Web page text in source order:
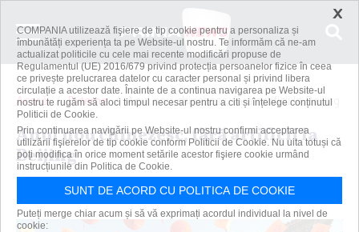
Acasă Externe Anul nou chinezesc, fără artificii la Beijing
Anul nou chinezesc, fără artificii la
Beijing
Primanews | 12 feb 2021
×
COMPANIA utilizează fişiere de tip cookie pentru a personaliza și
îmbunătăți experiența ta pe Website-ul nostru. Te informăm că ne-am
actualizat politicile cu cele mai recente modificări propuse de
Regulamentul (UE) 2016/679 privind protecția persoanelor fizice în ceea
ce privește prelucrarea datelor cu caracter personal și privind libera
circulație a acestor date. Înainte de a continua navigarea pe Website-ul
nostru te rugăm să aloci timpul necesar pentru a citi și înțelege conținutul
Politicii de Cookie.
Prin continuarea navigării pe Website-ul nostru confirmi acceptarea
utilizării fişierelor de tip cookie conform Politicii de Cookie. Nu uita totuși că
poți modifica în orice moment setările acestor fişiere cookie urmând
instrucțiunile din Politica de Cookie.
SUNT DE ACORD CU POLITICA DE COOKIE
Puteți merge chiar acum și să vă exprimați acordul individual la nivel de
cookie: